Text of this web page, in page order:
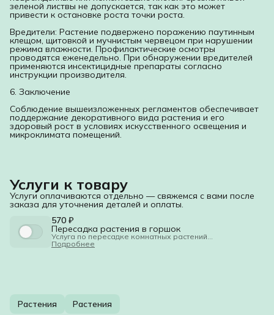
зеленой листвы не допускается, так как это может
привести к остановке роста точки роста.
Вредители: Растение подвержено поражению паутинным
клещом, щитовкой и мучнистым червецом при нарушении
режима влажности. Профилактические осмотры
проводятся еженедельно. При обнаружении вредителей
применяются инсектицидные препараты согласно
инструкции производителя.
6. Заключение
Соблюдение вышеизложенных регламентов обеспечивает
поддержание декоративного вида растения и его
здоровый рост в условиях искусственного освещения и
микроклимата помещений.
Услуги к товару
Услуги оплачиваются отдельно — свяжемся с вами после
заказа для уточнения деталей и оплаты.
570 ₽
Пересадка растения в горшок
Услуга по пересадке комнатных растений
1. Общие положения
1.1. Настоящий документ регламентирует порядок
1.3. Работы выполняются квалифицированным
персоналом с использованием специализированного
Подробнее
Растения Растения